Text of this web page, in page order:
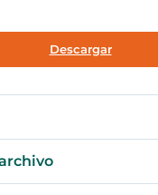
Descargar